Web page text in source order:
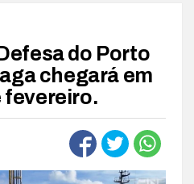
do Porto
chegará em
fevereiro.